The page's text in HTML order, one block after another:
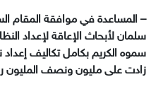
– المساعدة في موافقة المقام
سلمان لأبحاث الإعاقة لإعداد
سموه الكريم بكامل تكاليف
زادت على مليون ونصف المليون